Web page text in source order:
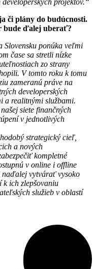
či plány do budúcnosti.
bude ďalej uberať?
Slovensku ponúka veľmi
čase sa stretli nízke
zo strany
V tomto roku k tomu
zameranú práve na
developerských
a realitnými službami.
siete finančných
v jednotlivých
strategický cieľ,
a nových
kompletné
v online i offline
naďalej vytvárať vysoko
k ich zlepšovaniu
služieb v oblastí